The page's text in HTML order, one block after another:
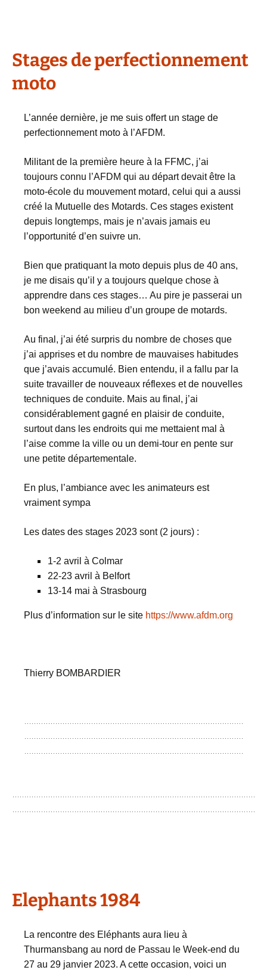
Stages de perfectionnement
moto
L’année dernière, je me suis offert un stage de
perfectionnement moto à l’AFDM.
Militant de la première heure à la FFMC, j’ai
toujours connu l’AFDM qui au départ devait être la
moto-école du mouvement motard, celui qui a aussi
créé la Mutuelle des Motards. Ces stages existent
depuis longtemps, mais je n’avais jamais eu
l’opportunité d’en suivre un.
Bien que pratiquant la moto depuis plus de 40 ans,
je me disais qu’il y a toujours quelque chose à
apprendre dans ces stages… Au pire je passerai un
bon weekend au milieu d’un groupe de motards.
Au final, j’ai été surpris du nombre de choses que
j’ai apprises et du nombre de mauvaises habitudes
que j’avais accumulé. Bien entendu, il a fallu par la
suite travailler de nouveaux réflexes et de nouvelles
techniques de conduite. Mais au final, j’ai
considérablement gagné en plaisir de conduite,
surtout dans les endroits qui me mettaient mal à
l’aise comme la ville ou un demi-tour en pente sur
une petite départementale.
En plus, l’ambiance avec les animateurs est
vraiment sympa
Les dates des stages 2023 sont (2 jours) :
1-2 avril à Colmar
22-23 avril à Belfort
13-14 mai à Strasbourg
Plus d’information sur le site https://www.afdm.org
Thierry BOMBARDIER
Elephants 1984
La rencontre des Eléphants aura lieu à
Thurmansbang au nord de Passau le Week-end du
27 au 29 janvier 2023. A cette occasion, voici un